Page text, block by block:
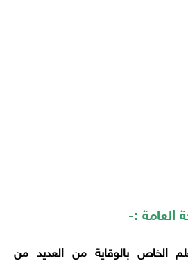
العامة :-
الخاص بالوقاية من العديد من